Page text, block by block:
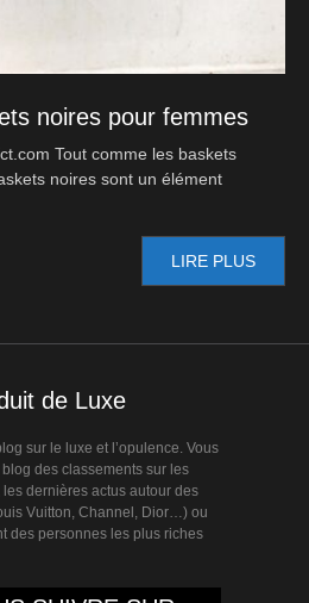
noires pour femmes
Tout comme les baskets
noires sont un élément
LIRE PLUS
de Luxe
sur le luxe et l’opulence. Vous
des classements sur les
dernières actus autour des
Vuitton, Channel, Dior…) ou
des personnes les plus riches